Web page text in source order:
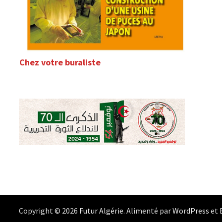
Chez votre buraliste
Copyright © 2026 Futur Algérie. Alimenté parWordPress et